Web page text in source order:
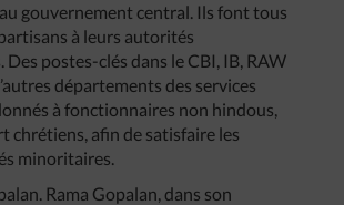
gouvernement central. Ils font tous
à leurs autorités
Des postes-clés dans le CBI, IB, RAW
départements des services
à fonctionnaires non hindous,
chrétiens, afin de satisfaire les
minoritaires.
Rama Gopalan, dans son